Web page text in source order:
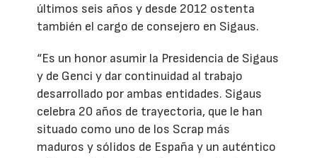
últimos seis años y desde 2012 ostenta
también el cargo de consejero en Sigaus.
“Es un honor asumir la Presidencia de Sigaus
y de Genci y dar continuidad al trabajo
desarrollado por ambas entidades. Sigaus
celebra 20 años de trayectoria, que le han
situado como uno de los Scrap más
maduros y sólidos de España y un auténtico